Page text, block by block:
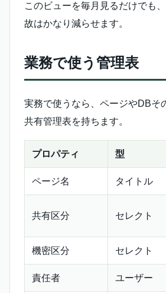
このビューを毎月見るだけでも
故はかなり減らせます。
業務で使う管理表
実務で使うなら、ページやDBそ
共有管理表を持ちます。
プロパティ 型
ページ名 タイトル
共有区分 セレクト
機密区分 セレクト
責任者 ユーザー